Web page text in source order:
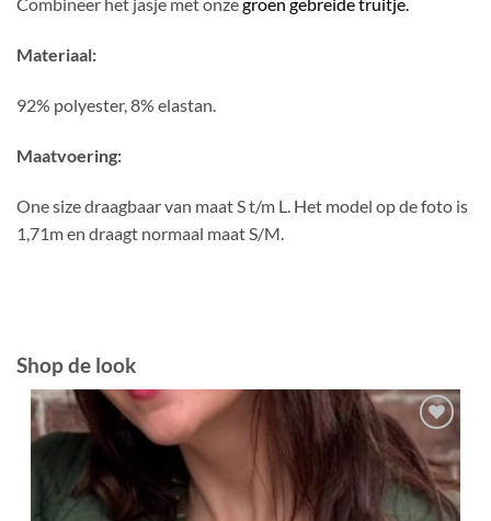
Combineer het jasje met onzegroen gebreide truitje.
Materiaal:
92% polyester, 8% elastan.
Maatvoering:
One size draagbaar van maat S t/m L. Het model op de foto is
1,71m en draagt normaal maat S/M.
Shop de look
Toevoegen
aan
verlanglijst